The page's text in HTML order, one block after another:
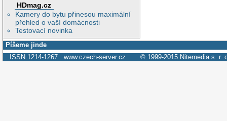
HDmag.cz
Kamery do bytu přinesou maximální
přehled o vaší domácnosti
Testovací novinka
Píšeme jinde
ISSN 1214-1267 www.czech-server.cz © 1999-2015 Nitemedia s. r.